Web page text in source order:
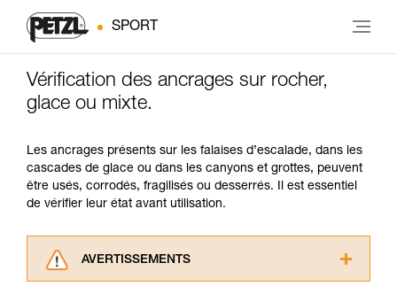
SPORT
Vérification des ancrages sur rocher,
glace ou mixte.
Les ancrages présents sur les falaises d’escalade, dans les
cascades de glace ou dans les canyons et grottes, peuvent
être usés, corrodés, fragilisés ou desserrés. Il est essentiel
de vérifier leur état avant utilisation.
AVERTISSEMENTS